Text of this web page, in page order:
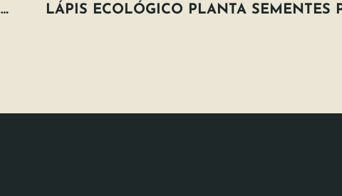
O QUE A COP DE PARIS TEM A VER COM A AMAZÔNIA?